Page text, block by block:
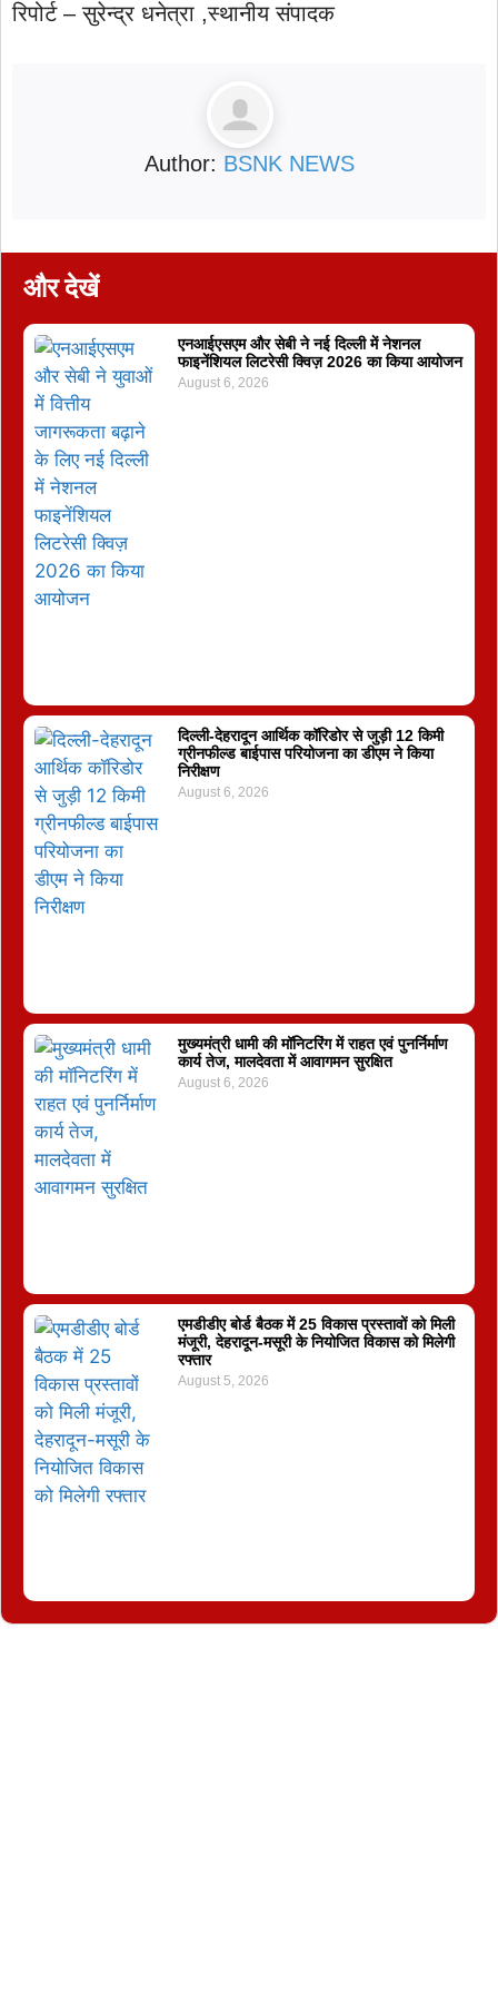
रिपोर्ट – सुरेन्द्र धनेत्रा ,स्थानीय संपादक
Author: BSNK NEWS
और देखें
एनआईएसएम और सेबी ने नई दिल्ली में नेशनल
फाइनेंशियल लिटरेसी क्विज़ 2026 का किया आयोजन
August 6, 2026
दिल्ली-देहरादून आर्थिक कॉरिडोर से जुड़ी 12 किमी
ग्रीनफील्ड बाईपास परियोजना का डीएम ने किया
निरीक्षण
August 6, 2026
मुख्यमंत्री धामी की मॉनिटरिंग में राहत एवं पुनर्निर्माण
कार्य तेज, मालदेवता में आवागमन सुरक्षित
August 6, 2026
एमडीडीए बोर्ड बैठक में 25 विकास प्रस्तावों को मिली
मंजूरी, देहरादून-मसूरी के नियोजित विकास को मिलेगी
रफ्तार
August 5, 2026